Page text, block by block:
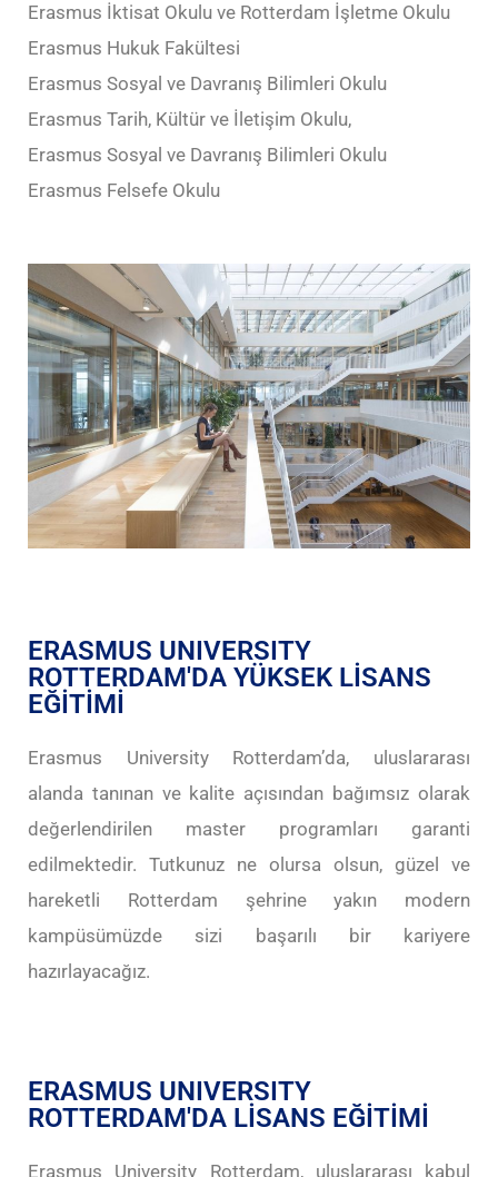
Erasmus İktisat Okulu ve Rotterdam İşletme Okulu
Erasmus Hukuk Fakültesi
Erasmus Sosyal ve Davranış Bilimleri Okulu
Erasmus Tarih, Kültür ve İletişim Okulu,
Erasmus Sosyal ve Davranış Bilimleri Okulu
Erasmus Felsefe Okulu
ERASMUS UNIVERSITY
ROTTERDAM'DA YÜKSEK LİSANS
EĞİTİMİ
Erasmus University Rotterdam’da, uluslararası
alanda tanınan ve kalite açısından bağımsız olarak
değerlendirilen master programları garanti
edilmektedir. Tutkunuz ne olursa olsun, güzel ve
hareketli Rotterdam şehrine yakın modern
kampüsümüzde sizi başarılı bir kariyere
hazırlayacağız.
ERASMUS UNIVERSITY
ROTTERDAM'DA LİSANS EĞİTİMİ
Erasmus University Rotterdam, uluslararası kabul